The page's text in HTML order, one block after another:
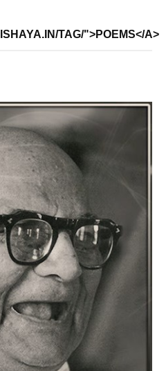
TAG/">POEMS</A>